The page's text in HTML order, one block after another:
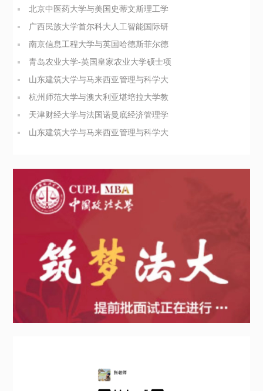
办学博士（PhD）简章
北京中医药大学与美国史蒂文斯理工学
院医疗健康领导力与管理硕士
广西民族大学首尔科大人工智能国际研
究生院合办硕士招生简章
南京信息工程大学与英国哈德斯菲尔德
大学合办博士项目简介
青岛农业大学-英国皇家农业大学硕士项
目招生简章
山东建筑大学与马来西亚管理与科学大
学管理科学硕士招生简章
杭州师范大学与澳大利亚堪培拉大学教
育领导与管理硕士简章
天津财经大学与法国诺曼底经济管理学
院工商管理硕士招生简章
山东建筑大学与马来西亚管理与科学大